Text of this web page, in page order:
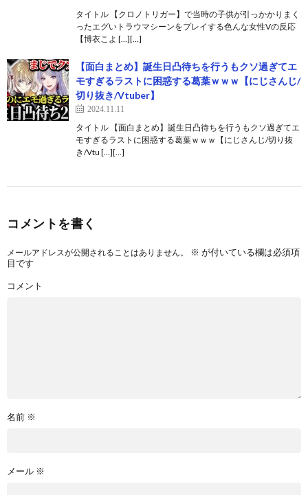
タイトル 【クロノトリガー】で当時の子供が引っかかりまく
ったエグいトラウマシーンをプレイする色んな女性Vの反応
【博衣こよ […][…]
【面白まとめ】誕生日凸待ちを行うもクソ過ぎてエ
モすぎるラストに困惑する葛葉ｗｗｗ【にじさんじ/
切り抜き/Vtuber】
2024.11.11
タイトル 【面白まとめ】誕生日凸待ちを行うもクソ過ぎてエ
モすぎるラストに困惑する葛葉ｗｗｗ【にじさんじ/切り抜
き/Vtu […][…]
コメントを書く
メールアドレスが公開されることはありません。 ※ が付いている欄は必須項
目です
コメント
名前 ※
メール ※